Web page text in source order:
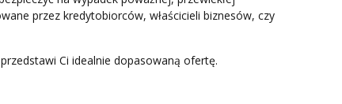
przez kredytobiorców, właścicieli biznesów, czy
Ci idealnie dopasowaną ofertę.